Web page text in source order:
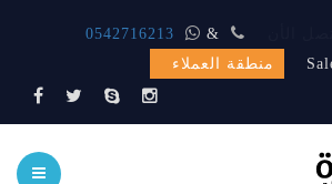
&
0542716213
منطقة العملاء